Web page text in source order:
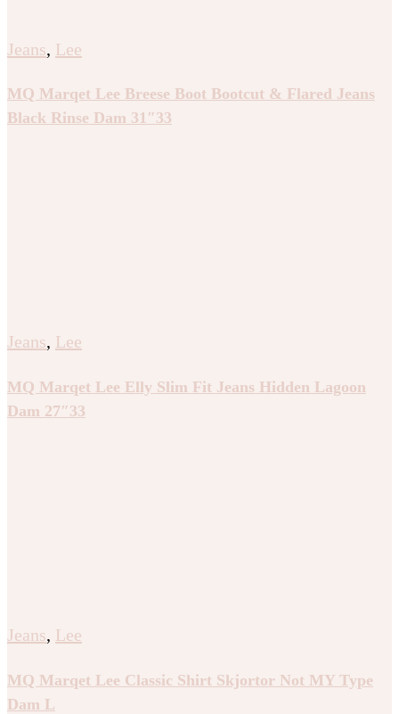
Jeans, Lee
MQ Marqet Lee Breese Boot Bootcut & Flared Jeans
Black Rinse Dam 31″33
Jeans, Lee
MQ Marqet Lee Elly Slim Fit Jeans Hidden Lagoon
Dam 27″33
Jeans, Lee
MQ Marqet Lee Classic Shirt Skjortor Not MY Type
Dam L